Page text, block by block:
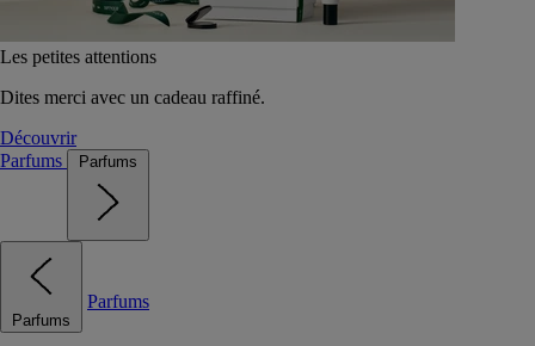
Les petites attentions
Dites merci avec un cadeau raffiné.
Découvrir
Parfums
Parfums
Parfums
Parfums